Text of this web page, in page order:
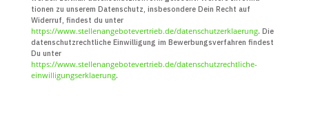
tionen zu unserem Daten­schutz, insbe­sondere Dein Recht auf
Widerruf, findest du unter
https://www.stellenangebotevertrieb.de/datenschutzerklaerung. Die
daten­schutz­recht­liche Ein­willigung im Bewerbungs­verfahren findest
Du unter
https://www.stellenangebotevertrieb.de/datenschutzrechtliche-
einwilligungserklaerung.